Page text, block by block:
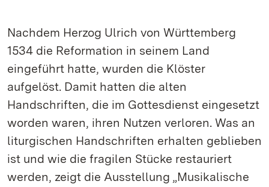
Nachdem Herzog Ulrich von Württemberg
1534 die Reformation in seinem Land
eingeführt hatte, wurden die Klöster
aufgelöst. Damit hatten die alten
Handschriften, die im Gottesdienst eingesetzt
worden waren, ihren Nutzen verloren. Was an
liturgischen Handschriften erhalten geblieben
ist und wie die fragilen Stücke restauriert
werden, zeigt die Ausstellung „Musikalische